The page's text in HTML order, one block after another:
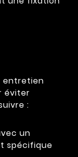
entretien
éviter
:
un
spécifique